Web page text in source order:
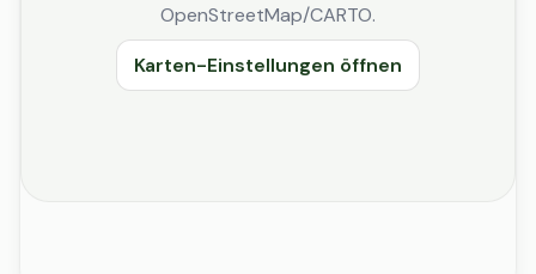
OpenStreetMap/CARTO.
Karten-Einstellungen öffnen